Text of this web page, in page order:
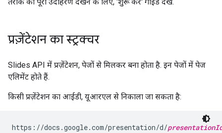
प्रज़ेंटेशन का स्ट्रक्चर
Slides API में प्रज़ेंटेशन, पेजों से मिलकर बना होता है. इन पेजों में पेज
एलिमेंट होते हैं.
किसी प्रज़ेंटेशन का आईडी, यूआरएल से निकाला जा सकता है:
https://docs.google.com/presentation/d/